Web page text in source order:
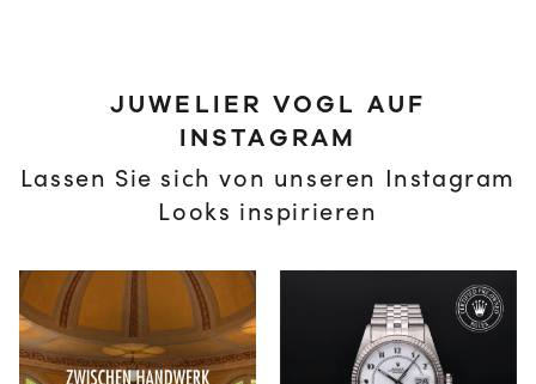
JUWELIER VOGL AUF
INSTAGRAM
Lassen Sie sich von unseren Instagram
Looks inspirieren